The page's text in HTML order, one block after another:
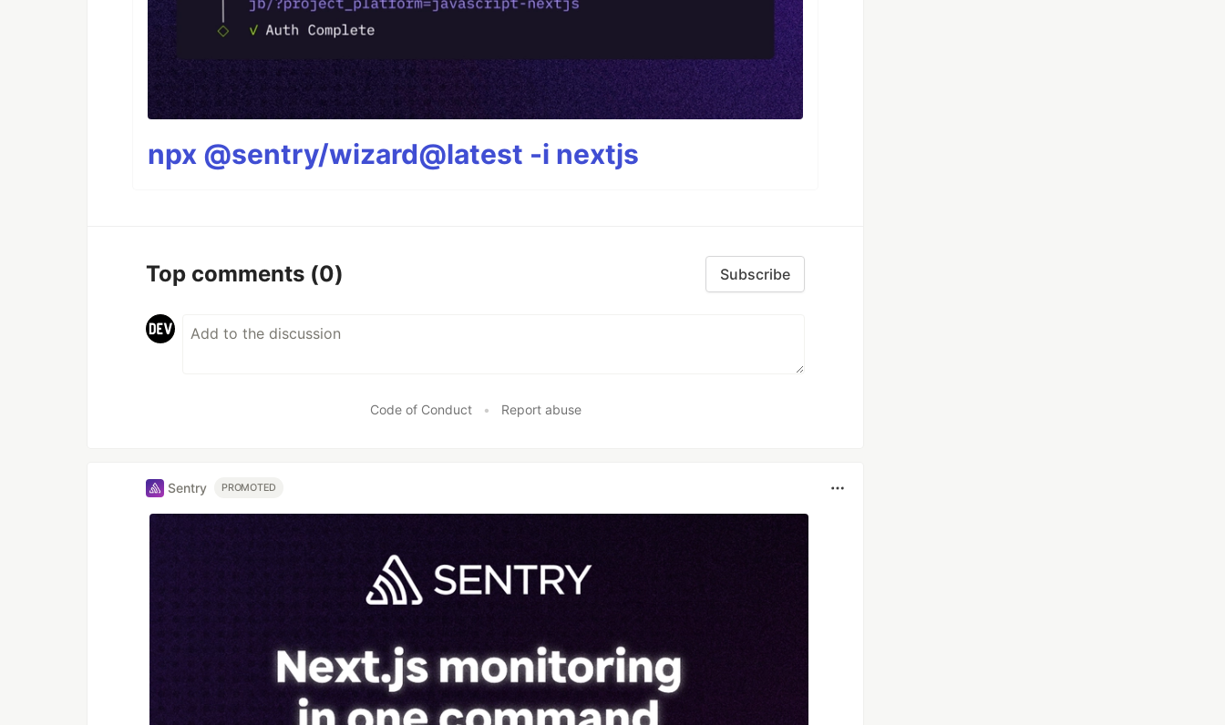
npx @sentry/wizard@latest -i nextjs
Top comments (0) Subscribe
Code of Conduct • Report abuse
Sentry PROMOTED